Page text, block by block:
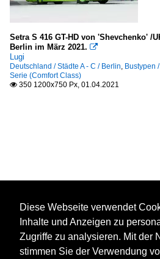
Setra S 416 GT-HD von 'Shevchenko' /
Berlin im März 2021. 
Lugi
Deutschland / Städte A - C / Berlin, Bustypen
Serie (Comfort Class)
 350 1200x750 Px, 01.04.2021
Diese Webseite verwendet
Inhalte und Anzeigen zu
Zugriffe zu analysieren. Mit der
stimmen Sie der Verwendung